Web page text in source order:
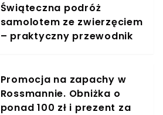
Świąteczna podróż
samolotem ze zwierzęciem
– praktyczny przewodnik
Promocja na zapachy w
Rossmannie. Obniżka o
ponad 100 zł i prezent za